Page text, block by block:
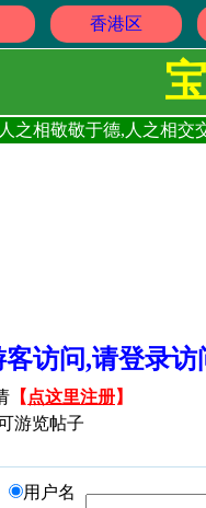
香港区
之相敬敬于德,人之相
客访问,请登录
【 点这里注册】
游览帖子
用户名